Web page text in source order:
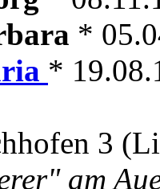
*
*
3
am